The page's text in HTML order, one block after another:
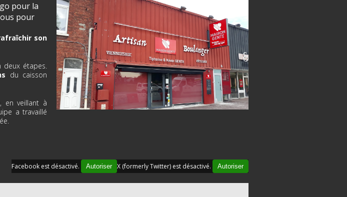
pour la
pour
son
deux étapes.
du caisson
en veillant à
a travaillé
X (formerly Twitter) est désactivé. Autoriser
Facebook est désactivé. Autoriser